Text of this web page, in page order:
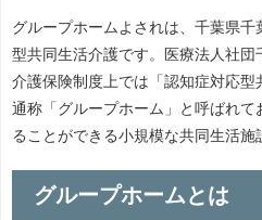
グループホームよされは、千葉県
型共同生活介護です。医療法人社団
介護保険制度上では「認知症対応型
通称「グループホーム」と呼ばれて
ることができる小規模な共同生活施
グループホームとは